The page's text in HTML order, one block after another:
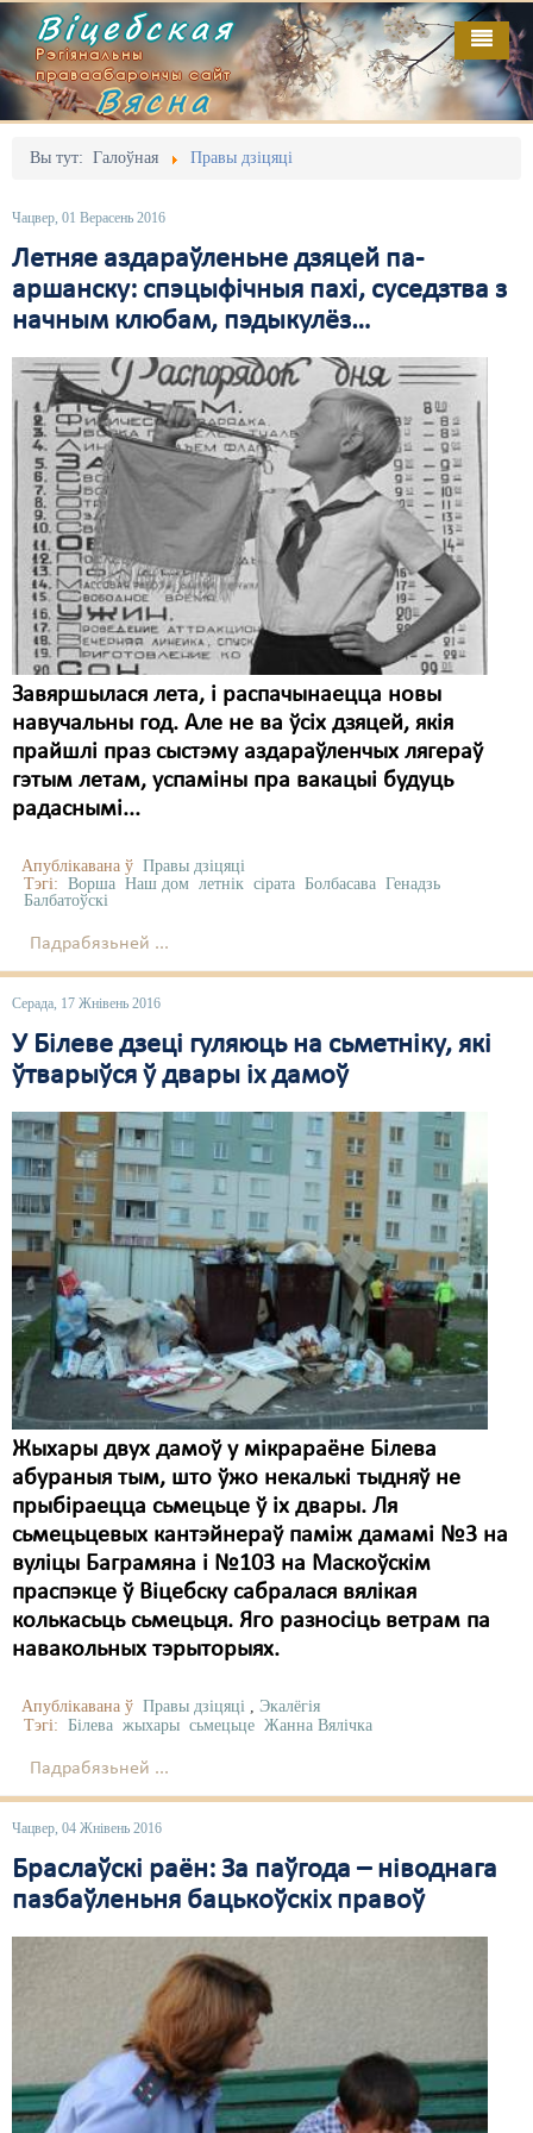
Віцебская
Рэгіянальны
праваабарончы сайт
Вясна
Вы тут: Галоўная Правы дзіцяці
Чацвер, 01 Верасень 2016
Летняе аздараўленьне дзяцей па-
аршанску: спэцыфічныя пахі, суседзтва з
начным клюбам, пэдыкулёз…
Завяршылася лета, і распачынаецца новы
навучальны год. Але не ва ўсіх дзяцей, якія
прайшлі праз сыстэму аздараўленчых лягераў
гэтым летам, успаміны пра вакацыі будуць
радаснымі...
Апублікавана ў Правы дзіцяці
Тэгі: Ворша Наш дом летнік сірата Болбасава Генадзь
Балбатоўскі
Падрабязьней ...
Серада, 17 Жнівень 2016
У Білеве дзеці гуляюць на сьметніку, які
ўтварыўся ў двары іх дамоў
Жыхары двух дамоў у мікрараёне Білева
абураныя тым, што ўжо некалькі тыдняў не
прыбіраецца сьмецьце ў іх двары. Ля
сьмецьцевых кантэйнераў паміж дамамі №3 на
вуліцы Баграмяна і №103 на Маскоўскім
праспэкце ў Віцебску сабралася вялікая
колькасьць сьмецьця. Яго разносіць ветрам па
навакольных тэрыторыях.
Апублікавана ў Правы дзіцяці , Экалёгія
Тэгі: Білева жыхары сьмецьце Жанна Вялічка
Падрабязьней ...
Чацвер, 04 Жнівень 2016
Браслаўскі раён: За паўгода – ніводнага
пазбаўленьня бацькоўскіх правоў
Галоўная
Адміністрацыйны перасьлед
Безбар'ернае асяродзьдзе
Выбары
Дзяржава
Дыскрымінацыя
Затрыманьні
Карная псыхіятрыя
КПЧ ААН
Культурныя правы
ЛПП
Мігранты
Мірныя сходы
Палітвязьні
Праваабаронцы
Распальваньне варожасьці
Свабода сумленьня
Суд
Сьмяротнае пакараньне
Экалёгія
Правы працоўных
Сацыяльныя правы
Выданьні
Кантакт
Пра нас